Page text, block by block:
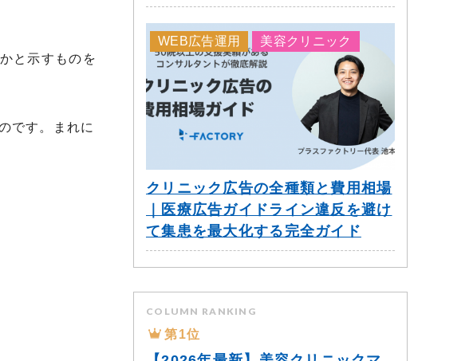
と示すものを
です。まれに
WEB広告運用 美容クリニック
クリニック広告の全種類と費用相場
｜医療広告ガイドライン違反を避け
て集患を最大化する完全ガイド
COLUMN RANKING
第1位